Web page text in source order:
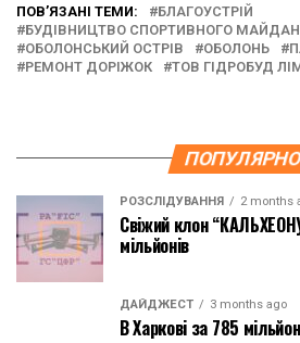
ПОВ’ЯЗАНІ ТЕМИ:
БЛАГОУСТРІЙ
БУДІВНИЦТВО СПОРТИВНОГО
ОБОЛОНСЬКИЙ ОСТРІВ
ОБОЛОНЬ
РЕМОНТ ДОРІЖОК
ТОВ ГІДРОБУД
РОЗСЛІДУВАННЯ 2 months
Свіжий клон
мільйонів
ДАЙДЖЕСТ 3 months ago
В Харкові за 785